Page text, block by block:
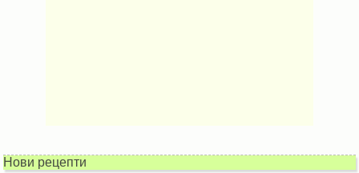
Нови рецепти